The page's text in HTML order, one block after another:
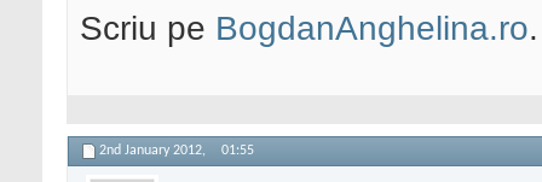
Scriu pe BogdanAnghelina.ro.
2nd January 2012, 01:55